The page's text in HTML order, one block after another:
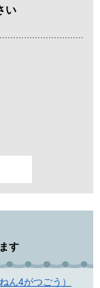
い
す
ん4がつごう）